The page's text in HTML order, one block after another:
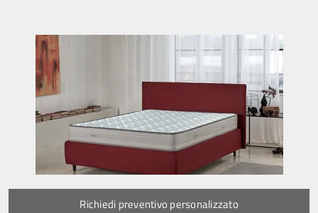
Richiedi preventivo personalizzato